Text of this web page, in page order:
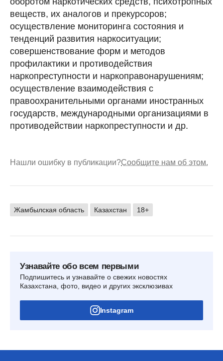
веществ, их аналогов и прекурсоров;
осуществление мониторинга состояния и
тенденций развития наркоситуации;
совершенствование форм и методов
профилактики и противодействия
наркопреступности и наркоправонарушениям;
осуществление взаимодействия с
правоохранительными органами иностранных
государств, международными организациями в
противодействии наркопреступности и др.
Нашли ошибку в публикации?Сообщите нам об этом.
Жамбылская область Казахстан 18+
Узнавайте обо всем первыми
Подпишитесь и узнавайте о свежих новостях
Казахстана, фото, видео и других эксклюзивах
Instagram